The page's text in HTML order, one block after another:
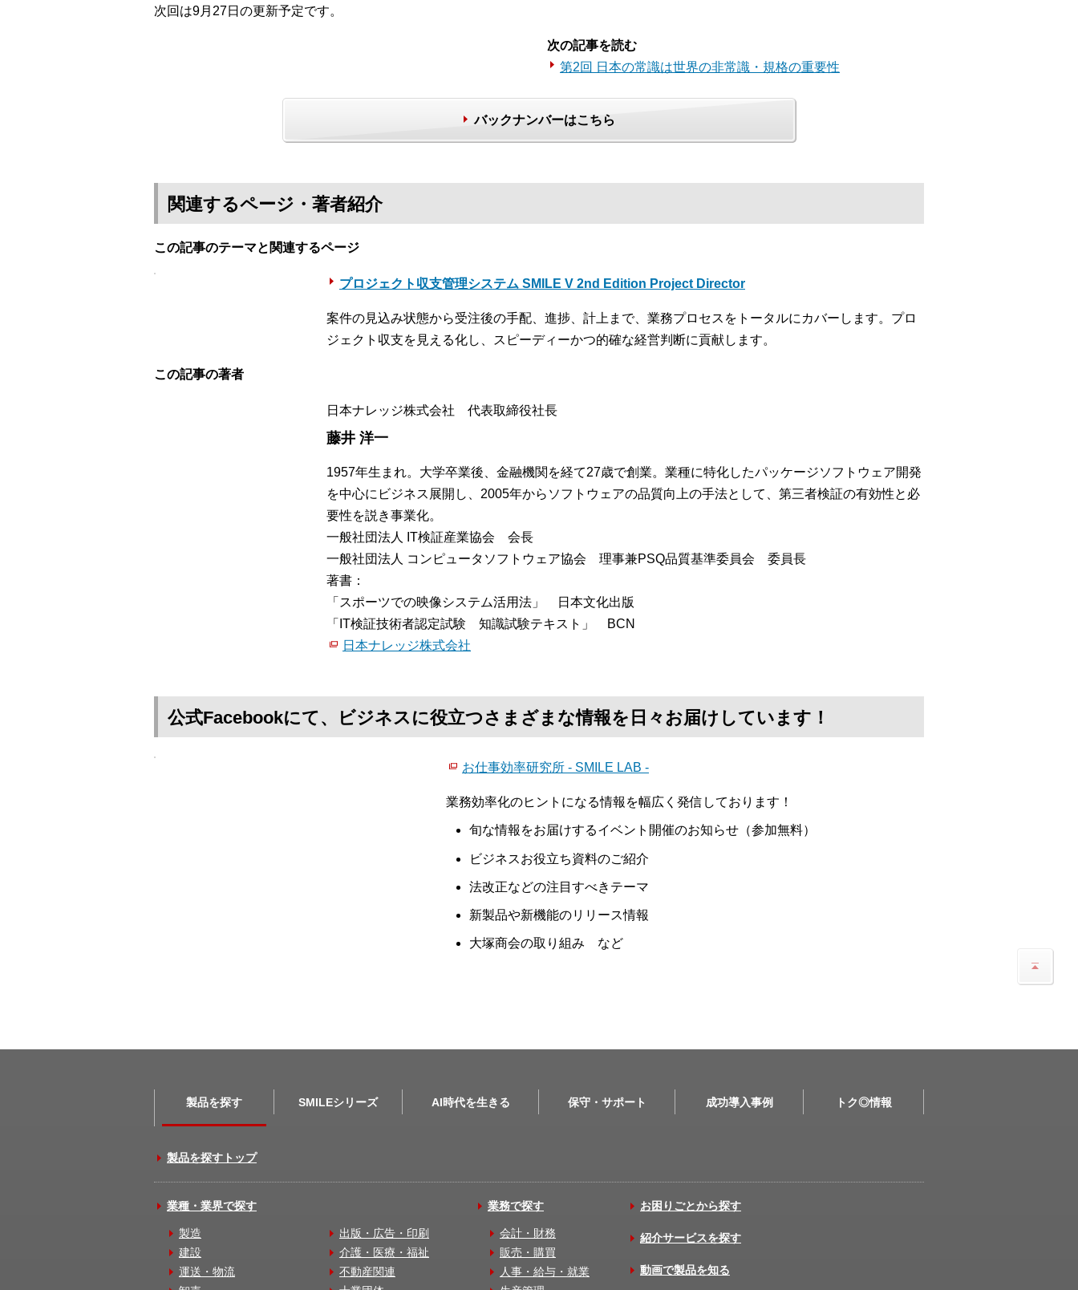
次回は9月27日の更新予定です。
次の記事を読む
第2回 日本の常識は世界の非常識・規格の重要性
バックナンバーはこちら
関連するページ・著者紹介
この記事のテーマと関連するページ
プロジェクト収支管理システム SMILE V 2nd Edition Project Director
案件の見込み状態から受注後の手配、進捗、計上まで、業務プロセスをトータルにカバーします。プロ
ジェクト収支を見える化し、スピーディーかつ的確な経営判断に貢献します。
この記事の著者
日本ナレッジ株式会社 代表取締役社長
藤井 洋一
1957年生まれ。大学卒業後、金融機関を経て27歳で創業。業種に特化したパッケージソフトウェア開発
を中心にビジネス展開し、2005年からソフトウェアの品質向上の手法として、第三者検証の有効性と必
要性を説き事業化。
一般社団法人 IT検証産業協会 会長
一般社団法人 コンピュータソフトウェア協会 理事兼PSQ品質基準委員会 委員長
著書：
「スポーツでの映像システム活用法」 日本文化出版
「IT検証技術者認定試験 知識試験テキスト」 BCN
日本ナレッジ株式会社
公式Facebookにて、ビジネスに役立つさまざまな情報を日々お届けしています！
お仕事効率研究所 - SMILE LAB -
業務効率化のヒントになる情報を幅広く発信しております！
旬な情報をお届けするイベント開催のお知らせ（参加無料）
ビジネスお役立ち資料のご紹介
法改正などの注目すべきテーマ
新製品や新機能のリリース情報
大塚商会の取り組み など
製品を探す SMILEシリーズ AI時代を生きる 保守・サポート 成功導入事例 トク◎情報
製品を探すトップ
業種・業界で探す
製造
建設
運送・物流
出版・広告・印刷
介護・医療・福祉
不動産関連
業務で探す
会計・財務
販売・購買
人事・給与・就業
お困りごとから探す
紹介サービスを探す
動画で製品を知る